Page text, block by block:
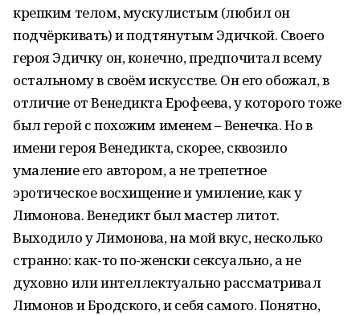
крепким телом, мускулистым (любил он
подчёркивать) и подтянутым Эдичкой. Своего
героя Эдичку он, конечно, предпочитал всему
остальному в своём искусстве. Он его обожал, в
отличие от Венедикта Ерофеева, у которого тоже
был герой с похожим именем – Венечка. Но в
имени героя Венедикта, скорее, сквозило
умаление его автором, а не трепетное
эротическое восхищение и умиление, как у
Лимонова. Венедикт был мастер литот.
Выходило у Лимонова, на мой вкус, несколько
странно: как-то по-женски сексуально, а не
духовно или интеллектуально рассматривал
Лимонов и Бродского, и себя самого. Понятно,